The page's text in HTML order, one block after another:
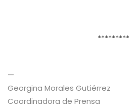
*********
—
Georgina Morales Gutiérrez
Coordinadora de Prensa